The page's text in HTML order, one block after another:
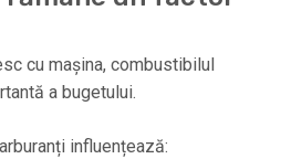
cu mașina, combustibilul
a bugetului.
influențează: